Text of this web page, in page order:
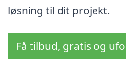
løsning til dit projekt.
Få tilbud, gratis og